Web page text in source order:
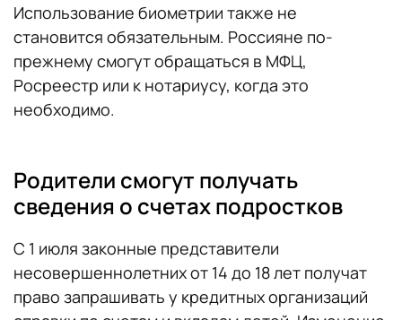
Использование биометрии также не
становится обязательным. Россияне по-
прежнему смогут обращаться в МФЦ,
Росреестр или к нотариусу, когда это
необходимо.
Родители смогут получать
сведения о счетах подростков
С 1 июля законные представители
несовершеннолетних от 14 до 18 лет получат
право запрашивать у кредитных организаций